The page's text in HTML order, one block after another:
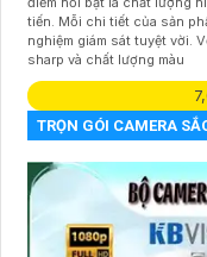
tiến. Mỗi chi tiết của sản
nghiệm giám sát tuyệt vời.
sharp và chất lượng màu
TRỌN GÓI CAMERA